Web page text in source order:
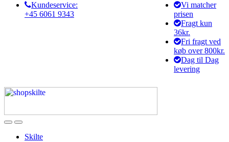
Kundeservice:
+45 6061 9343
Vi matcher
prisen
Fragt kun
36kr.
Fri fragt ved
køb over 800kr.
Dag til Dag
levering
Skilte